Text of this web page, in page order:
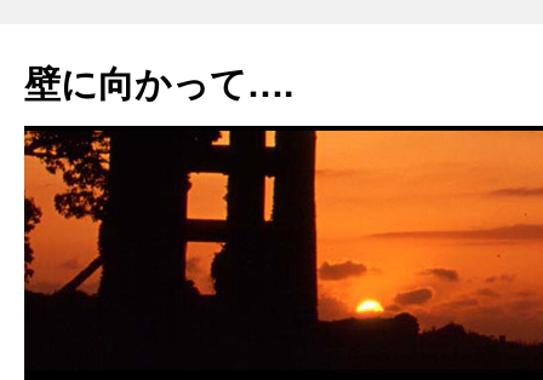
テ
ン
へ
ス
キ
ッ
プ
壁に向かって….